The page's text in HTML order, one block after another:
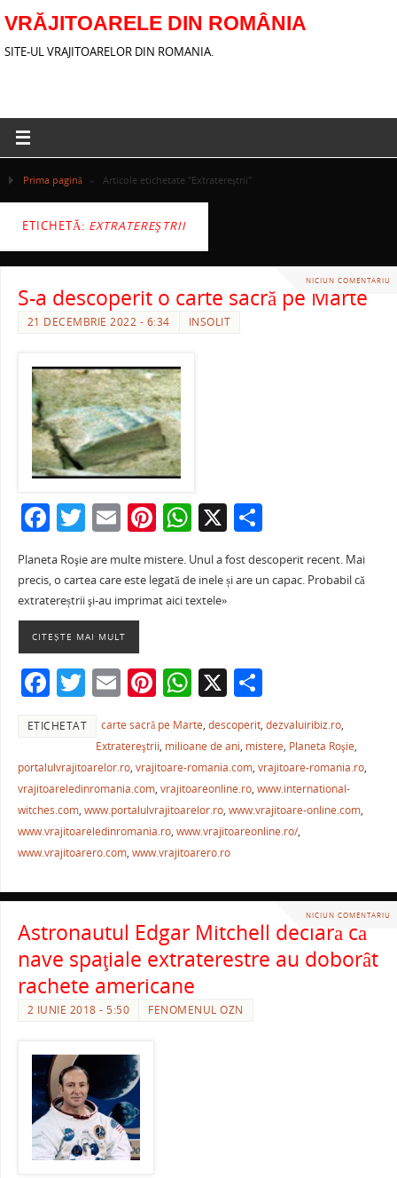
VRĂJITOARELE DIN ROMÂNIA
SITE-UL VRAJITOARELOR DIN ROMANIA.
Prima pagină » Articole etichetate "Extratereştrii"
ETICHETĂ: EXTRATEREŞTRII
NICIUN COMENTARIU
S-a descoperit o carte sacră pe Marte
21 DECEMBRIE 2022 - 6:34 INSOLIT
F
a
c
e
b
o
o
k
T
itt
er
E
m
ai
l
Pi
nt
er
e
W
h
at
s
p
p
X P
ta
ză
Planeta Roşie are multe mistere. Unul a fost descoperit recent. Mai
precis, o cartea care este legată de inele și are un capac. Probabil că
extratereștrii şi-au imprimat aici textele»
CITEȘTE MAI MULT
F
c
e
b
o
o
T
itt
er
E
ai
l
Pi
nt
er
e
st
W
at
s
A
p
p
X P
ar
ta
je
a
ză
ETICHETAT carte sacră pe Marte,descoperit,dezvaluiribiz.ro,
Extratereştrii, milioane de ani, mistere, Planeta Roşie,
portalulvrajitoarelor.ro, vrajitoare-romania.com, vrajitoare-romania.ro,
vrajitoareledinromania.com, vrajitoareonline.ro, www.international-
witches.com, www.portalulvrajitoarelor.ro, www.vrajitoare-online.com,
www.vrajitoareledinromania.ro, www.vrajitoareonline.ro/,
www.vrajitoarero.com, www.vrajitoarero.ro
NICIUN COMENTARIU
Astronautul Edgar Mitchell declară că
nave spaţiale extraterestre au doborât
rachete americane
2 IUNIE 2018 - 5:50 FENOMENUL OZN